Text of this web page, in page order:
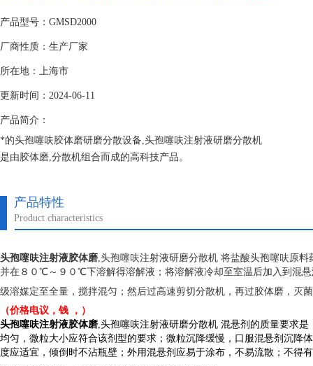
产品型号：GMSD2000
厂商性质：生产厂家
所在地：上海市
更新时间：2024-06-11
产品简介：
*的头孢噻呋胶体磨研磨分散设备,头孢噻呋注射液研磨分散机
是由胶体磨,分散机组合而成的高科技产品。
第二级由转定子组成。分散头的设计也很好地满足不同粘度的物质以
设计的不同。
产品特性
Product characteristics
头孢噻呋注射液胶体磨,头孢噻呋注射液研磨分散机 将盐酸头孢噻呋原
并在８０℃～９０℃下溶解得溶解液；将溶解液冷却至室温后加入到混
级溶媒定至全量，搅拌混匀；然后过高速剪切分散机，再过胶体磨，灭
（价格电议，钱 ，）
头孢噻呋注射液胶体磨,头孢噻呋注射液研磨分散机 混悬剂的质量要求
均匀，微粒大小应符合该剂型的要求；微粒沉降缓慢，口服混悬剂沉降
度应适宜，倾倒时不沾瓶壁；外用混悬剂应易于涂布，不易流散；不得